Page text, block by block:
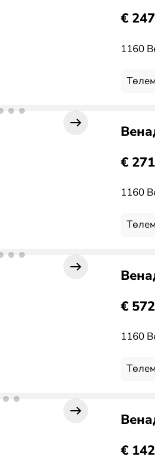
€
1160
Төлем
€
1160
Төлем
€
1160
Төлем
€